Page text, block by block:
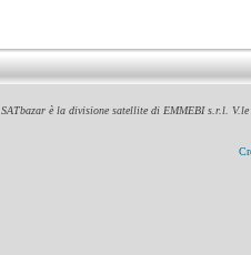
SATbazar è la divisione satellite di EMMEBI s.r.l.